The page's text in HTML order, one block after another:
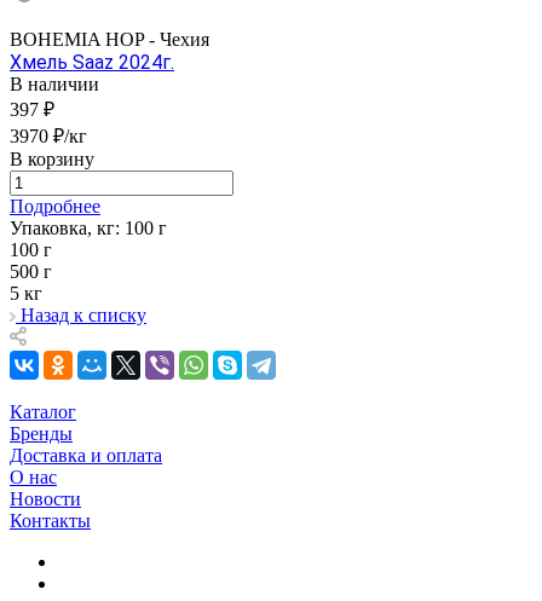
BOHEMIA HOP - Чехия
Хмель Saaz 2024г.
В наличии
397 ₽
3970 ₽/кг
В корзину
Подробнее
Упаковка, кг: 100 г
100 г
500 г
5 кг
Назад к списку
Каталог
Бренды
Доставка и оплата
О нас
Новости
Контакты